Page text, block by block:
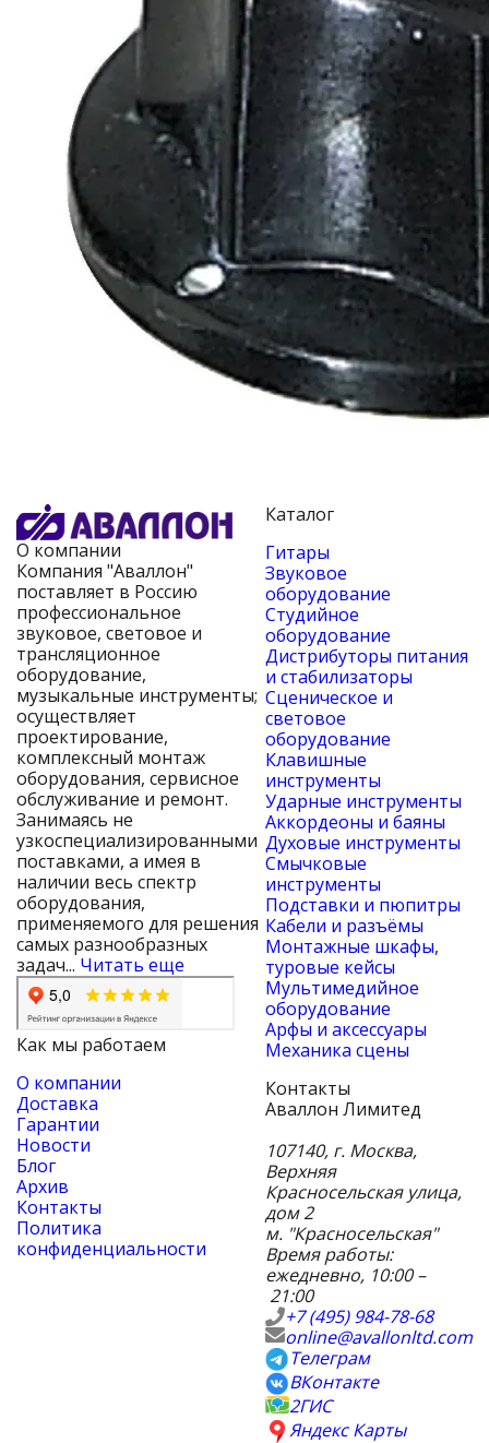
О компании
Компания "Аваллон"
поставляет в Россию
профессиональное
звуковое, световое и
трансляционное
оборудование,
музыкальные инструменты;
осуществляет
проектирование,
комплексный монтаж
оборудования, сервисное
обслуживание и ремонт.
Занимаясь не
узкоспециализированными
поставками, а имея в
наличии весь спектр
оборудования,
применяемого для решения
самых разнообразных
задач... Читать еще
Как мы работаем
О компании
Доставка
Гарантии
Новости
Блог
Архив
Контакты
Политика
конфиденциальности
Каталог
Гитары
Звуковое
оборудование
Студийное
оборудование
Дистрибуторы питания
и стабилизаторы
Сценическое и
световое
оборудование
Клавишные
инструменты
Ударные инструменты
Аккордеоны и баяны
Духовые инструменты
Смычковые
инструменты
Подставки и пюпитры
Кабели и разъёмы
Монтажные шкафы,
туровые кейсы
Мультимедийное
оборудование
Арфы и аксессуары
Механика сцены
Контакты
Аваллон Лимитед
107140, г. Москва,
Верхняя
Красносельская улица,
дом 2
м. "Красносельская"
Время работы:
ежедневно, 10:00 –
21:00
+7 (495) 984-78-68
online@avallonltd.com
Телеграм
ВКонтакте
2ГИС
Яндекс Карты